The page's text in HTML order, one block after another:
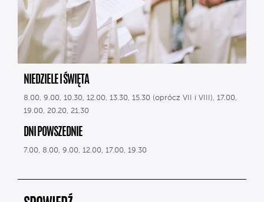
NIEDZIELE I ŚWIĘTA
8.00, 9.00, 10.30, 12.00, 13.30, 15.30 (oprócz VII i VIII), 17.00,
19.00, 20.20, 21.30
DNI POWSZEDNIE
7.00, 8.00, 9.00, 12.00, 17.00, 19.30